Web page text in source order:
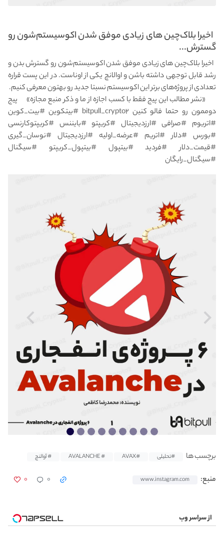
‌ ‌ اخیرا بلاک‌چین های زیادی موفق شدن اکوسیستم‌شون رو
گسترش...
‌ ‌ اخیرا بلاک‌چین های زیادی موفق شدن اکوسیستم‌شون رو گسترش بدن و
رشد قابل توجهی داشته باشن و اوالانچ یکی از اوناست. در این پست قراره
تعدادی از پروژه‌های برتر این اکوسیستم نسبتا جدید رو بهتون معرفی کنیم. ‌
‌ ‌ ‌ ‌ ‌‌ ‌‌ ‌‌‌ «نشر مطالب این پیج فقط با کسب اجازه از ما و ذکر منبع مجازه» ‌ ‌ ‌ ‌ ‌ پیج
دوممون رو حتما فالو کنین bitpull_crypto۲ #بیتکوین #بیت_کوین
#اتریوم #صرافی #ارزدیجیتال #کریپتو #بایننس #کریپتوکارنسی
#بورس #دلار #اتریم #عرضه_اولیه #ارزدیجیتال #نوسان_گیری
#قیمت_دلار #فردید #بیتپول #بیتپول_کریپتو #سیگنال
#سیگنال_رایگان
برچسب ها #تحلیلی #AVAX
# AVALANCHE # آوالنچ
منبع: www.instagram.com ۰ ۰
از سراسر وب